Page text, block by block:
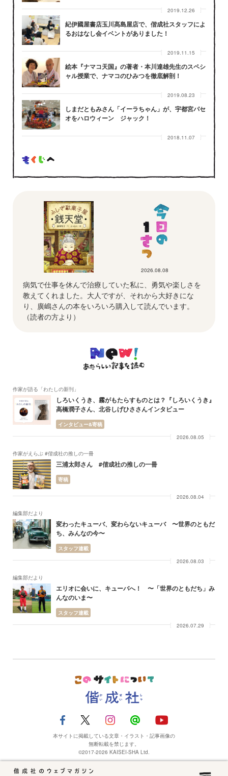
2019.12.26
紀伊國屋書店玉川髙島屋店で、偕成社スタッフによ
るおはなし会イベントがありました！
2019.11.15
絵本『ナマコ天国』の著者・本川達雄先生のスペシ
ャル授業で、ナマコのひみつを徹底解剖！
2019.08.23
しまだともみさん「イーラちゃん」が、宇都宮パセ
オをハロウィーン ジャック！
2018.11.07
2026.08.08
病気で仕事を休んで治療していた私に、勇気や楽しさを
教えてくれました。大人ですが、それから大好きにな
り、廣嶋さんの本をいろいろ購入して読んでいます。
（読者の方より）
作家が語る「わたしの新刊」
しろいくうき、霧がもたらすものとは？『しろいくうき』
高橋潤子さん、北谷しげひささんインタビュー
インタビュー&寄稿
2026.08.05
作家がえらぶ #偕成社の推しの一冊
三浦太郎さん #偕成社の推しの一冊
寄稿
2026.08.04
編集部だより
変わったキューバ、変わらないキューバ 〜世界のともだ
ち、みんなの今〜
スタッフ連載
2026.08.03
編集部だより
エリオに会いに、キューバへ！ 〜「世界のともだち」み
んなのいま〜
スタッフ連載
2026.07.29
本サイトに掲載している文章・イラスト・記事画像の
無断転載を禁じます。
©2017-2026 KAISEI-SHA Ltd.